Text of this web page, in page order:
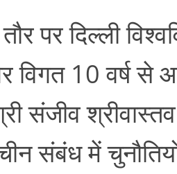
तौर पर दिल्ली
विगत 10 वर्ष से
संजीव
संबंध में